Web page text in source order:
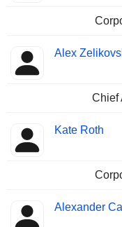
Alex
Chief
Kate Roth
Alexander